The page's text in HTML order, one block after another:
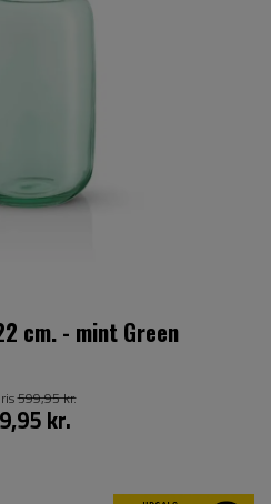
cm. - mint Green
kr.
599,95 kr.